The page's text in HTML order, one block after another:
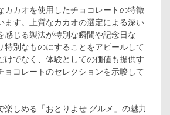
カカオを使用したチョコレートの特徴
ます。上質なカカオの選定による深い
感じる製法が特別な瞬間や記念日な
特別なものにすることをアピールして
けでなく、体験としての価値も提供す
ョコレートのセレクションを示唆して
楽しめる「おとりよせ グルメ」の魅力